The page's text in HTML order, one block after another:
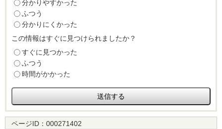
分かりやすかった
ふつう
分かりにくかった
この情報はすぐに見つけられましたか？
すぐに見つかった
ふつう
時間がかかった
ページID： 000271402